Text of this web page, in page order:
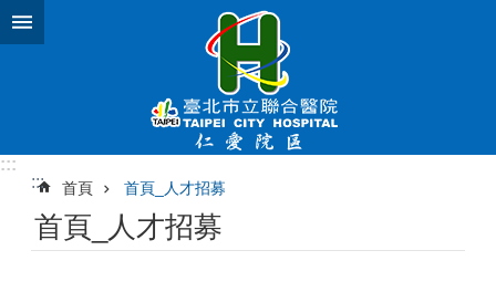
跳到主要內容區塊
:::
:::
首頁 首頁_人才招募
首頁_人才招募